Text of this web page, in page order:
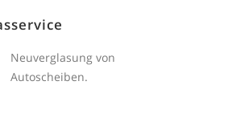
Neuverglasung von
Autoscheiben.